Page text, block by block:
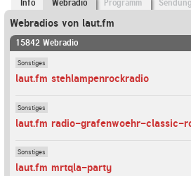
Info Webradio Programm
Webradios von laut.fm
15842 Webradio
Sonstiges
laut.fm stehlampenrockradio
Sonstiges
laut.fm radio-grafenwoehr-classic-
Sonstiges
laut.fm mrtqla-party